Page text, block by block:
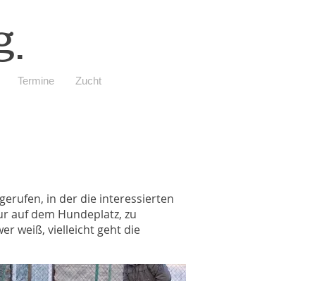
Termine Zucht
in der die interessierten
auf dem Hundeplatz, zu
weiß, vielleicht geht die